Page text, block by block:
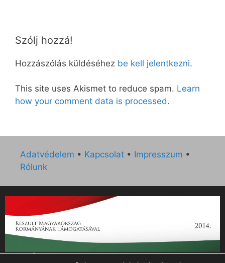
Szólj hozzá!
Hozzászólás küldéséhez be kell jelentkezni.
This site uses Akismet to reduce spam. Learn
how your comment data is processed.
Adatvédelem • Kapcsolat • Impresszum •
Rólunk
„Az Új Ember katolikus hetilap 2014. évi működésének